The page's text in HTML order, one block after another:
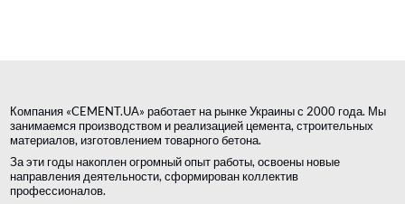
Компания «CEMENT.UA» работает на рынке Украины с 2000 года. Мы
занимаемся производством и реализацией цемента, строительных
материалов, изготовлением товарного бетона.
За эти годы накоплен огромный опыт работы, освоены новые
направления деятельности, сформирован коллектив
профессионалов.